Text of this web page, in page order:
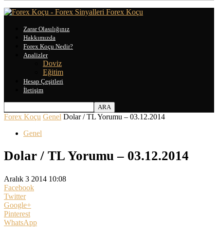
Forex Koçu
Zarar Olasılığınız
Hakkımızda
Forex Koçu Nedir?
Analizler
Doviz
Eğitim
Hesap Çeşitleri
İletişim
Forex Koçu Genel Dolar / TL Yorumu – 03.12.2014
Genel
Dolar / TL Yorumu – 03.12.2014
Aralık 3 2014 10:08
Facebook
Twitter
Google+
Pinterest
WhatsApp